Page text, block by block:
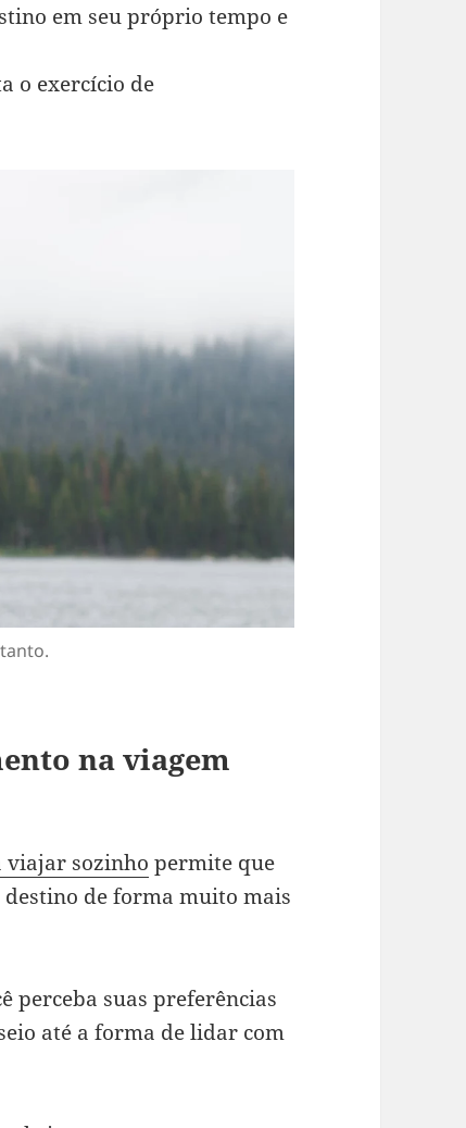
em seu próprio tempo e
o exercício de
na viagem
viajar sozinho permite que
destino de forma muito mais
perceba suas preferências
até a forma de lidar com